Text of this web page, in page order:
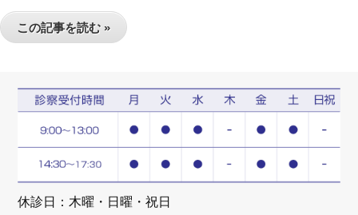
この記事を読む »
休診日：木曜・日曜・祝日